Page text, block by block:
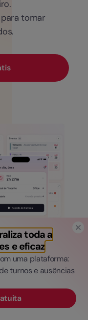
toda a
e eficaz
uma plataforma:
turnos e ausências
tomar